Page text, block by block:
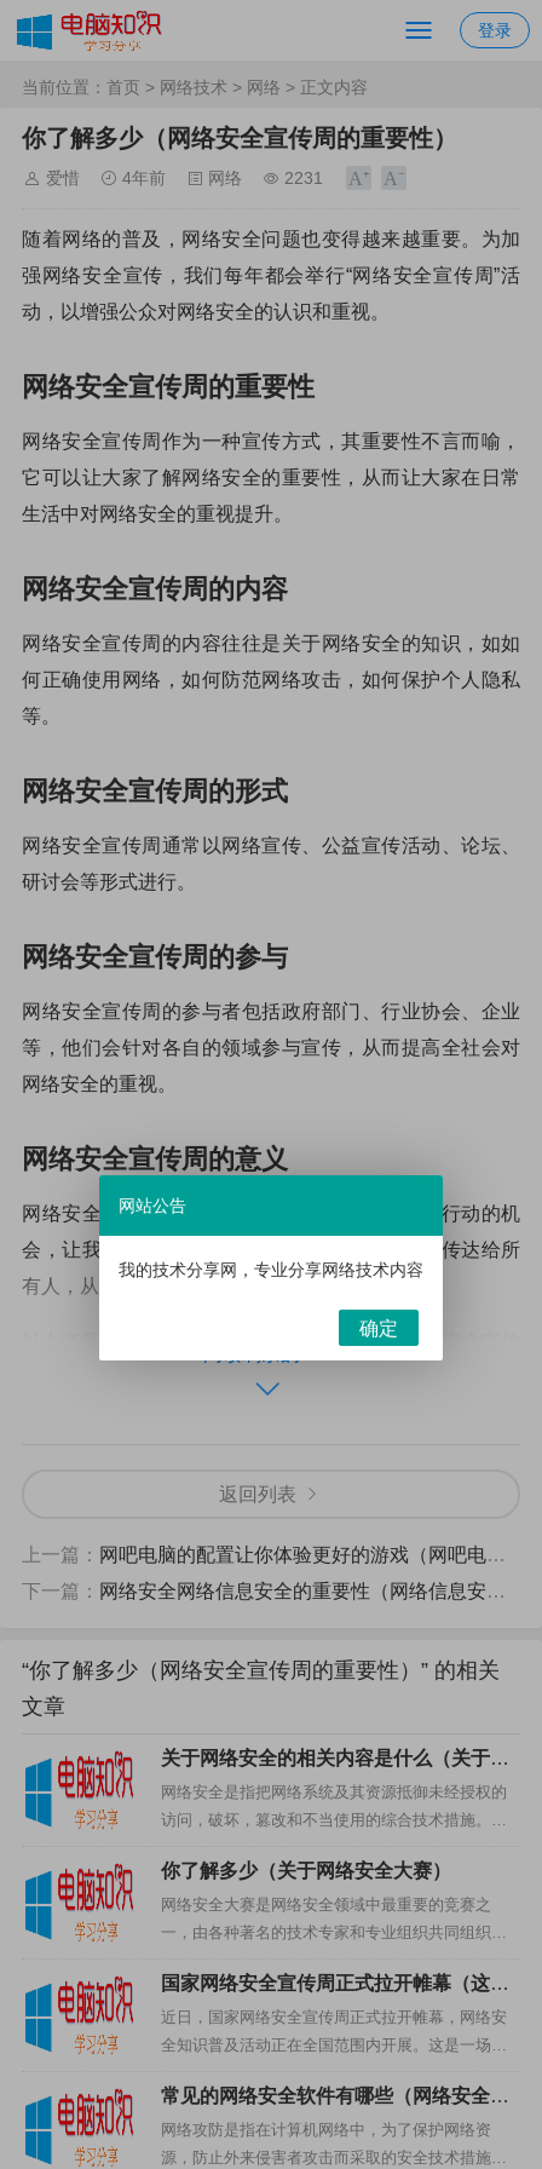
登录
当前位置： 首页 > 网络技术 > 网络 > 正文内容
你了解多少（网络安全宣传周的重要性）
爱惜 4年前 网络 2231
随着网络的普及，网络安全问题也变得越来越重要。为加
强网络安全宣传，我们每年都会举行“网络安全宣传周”活
动，以增强公众对网络安全的认识和重视。
网络安全宣传周的重要性
网络安全宣传周作为一种宣传方式，其重要性不言而喻，
它可以让大家了解网络安全的重要性，从而让大家在日常
生活中对网络安全的重视提升。
网络安全宣传周的内容
网络安全宣传周的内容往往是关于网络安全的知识，如如
何正确使用网络，如何防范网络攻击，如何保护个人隐私
等。
网络安全宣传周的形式
网络安全宣传周通常以网络宣传、公益宣传活动、论坛、
研讨会等形式进行。
网络安全宣传周的参与
网络安全宣传周的参与者包括政府部门、行业协会、企业
等，他们会针对各自的领域参与宣传，从而提高全社会对
网络安全的重视。
网络安全宣传周的意义
网络安全宣传周的意义在于，它给予了我们一个行动的机
会，让我们一起行动起来，把网络安全的重要性传达给所
有人，从而让网络变得更加安全。
以上便是关于“网络安全宣传周”的相关内容，网络安全宣传
周旨在提高全社会对网络安全的重视，让我们一起行动起
返回列表
上一篇： 网吧电脑的配置让你体验更好的游戏（网吧电脑的配置）
下一篇： 网络安全网络信息安全的重要性（网络信息安全有哪些重要性）
“你了解多少（网络安全宣传周的重要性）” 的相关
文章
关于网络安全的相关内容是什么（关于网
络安全的相关内容有哪些）
网络安全是指把网络系统及其资源抵御未经授权的
访问，破坏，篡改和不当使用的综合技术措施。它
地执行系统任务，对网络中的可疑活动进行侦测和
报警，以及及时采取有效措...
你了解多少（关于网络安全大赛）
网络安全大赛是网络安全领域中最重要的竞赛之
一，由各种著名的技术专家和专业组织共同组织，
进网络安全的发展为目的。一、为什么要组织网络
安全大赛随着网络应用的普及...
国家网络安全宣传周正式拉开帷幕（这些
知识你要知道）
近日，国家网络安全宣传周正式拉开帷幕，网络安
全知识普及活动正在全国范围内开展。这是一场把
一次深化网络安全意识的重要机会。一、网络安全
意识普及网络安全意识普及...
常见的网络安全软件有哪些（网络安全管
理体系有哪些）
网络攻防是指在计算机网络中，为了保护网络资
源，防止外来侵害者攻击而采取的安全技术措施。
网站公告
我的技术分享网，专业分享网络技术内容
确定